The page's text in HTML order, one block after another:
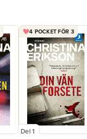
4 POCKET FÖR 3
Del 1